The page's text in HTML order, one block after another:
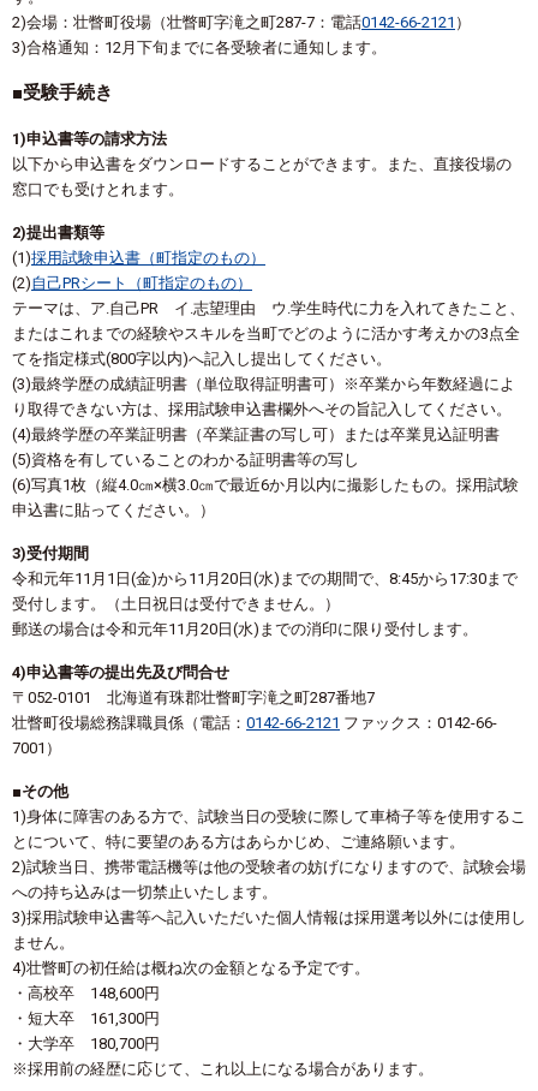
2)会場：壮瞥町役場（壮瞥町字滝之町287-7：電話0142-66-2121 ）
3)合格通知：12月下旬までに各受験者に通知します。
■受験手続き
1)申込書等の請求方法
以下から申込書をダウンロードすることができます。また、直接役場の
窓口でも受けとれます。
2)提出書類等
(1)採用試験申込書（町指定のもの）
(2)自己PRシート（町指定のもの）
テーマは、ア.自己PR イ.志望理由 ウ.学生時代に力を入れてきたこと、
またはこれまでの経験やスキルを当町でどのように活かす考えかの3点全
てを指定様式(800字以内)へ記入し提出してください。
(3)最終学歴の成績証明書（単位取得証明書可）※卒業から年数経過によ
り取得できない方は、採用試験申込書欄外へその旨記入してください。
(4)最終学歴の卒業証明書（卒業証書の写し可）または卒業見込証明書
(5)資格を有していることのわかる証明書等の写し
(6)写真1枚（縦4.0㎝×横3.0㎝で最近6か月以内に撮影したもの。採用試験
申込書に貼ってください。）
3)受付期間
令和元年11月1日(金)から11月20日(水)までの期間で、8:45から17:30まで
受付します。（土日祝日は受付できません。）
郵送の場合は令和元年11月20日(水)までの消印に限り受付します。
4)申込書等の提出先及び問合せ
〒052-0101 北海道有珠郡壮瞥町字滝之町287番地7
壮瞥町役場総務課職員係（電話： 0142-66-2121 ファックス：0142-66-
7001）
■その他
1)身体に障害のある方で、試験当日の受験に際して車椅子等を使用するこ
とについて、特に要望のある方はあらかじめ、ご連絡願います。
2)試験当日、携帯電話機等は他の受験者の妨げになりますので、試験会場
への持ち込みは一切禁止いたします。
3)採用試験申込書等へ記入いただいた個人情報は採用選考以外には使用し
ません。
4)壮瞥町の初任給は概ね次の金額となる予定です。
・高校卒 148,600円
・短大卒 161,300円
・大学卒 180,700円
※採用前の経歴に応じて、これ以上になる場合があります。